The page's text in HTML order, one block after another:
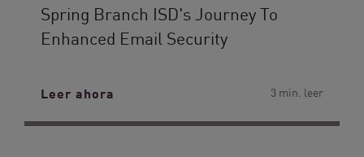
Spring Branch ISD's Journey To
Enhanced Email Security
Leer ahora 3 min. leer